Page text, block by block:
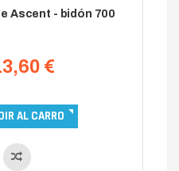
Ascent - bidón 700
€